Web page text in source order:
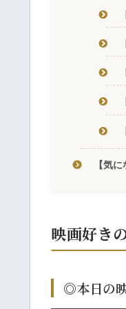
【気
映画好き
◎本日の